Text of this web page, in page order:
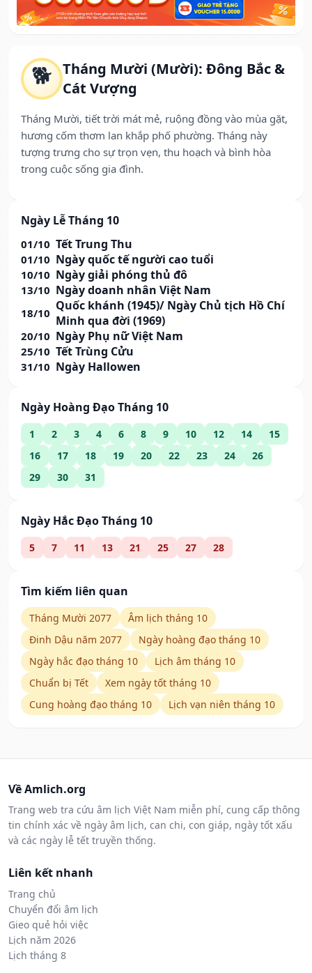
🐕 Tháng Mười (Mười): Đông Bắc &
Cát Vượng
Tháng Mười, tiết trời mát mẻ, ruộng đồng vào mùa gặt,
hương cốm thơm lan khắp phố phường. Tháng này
tượng trưng cho sự trọn vẹn, thu hoạch và bình hòa
trong cuộc sống gia đình.
Ngày Lễ Tháng 10
01/10 Tết Trung Thu
01/10 Ngày quốc tế người cao tuổi
10/10 Ngày giải phóng thủ đô
13/10 Ngày doanh nhân Việt Nam
18/10 Quốc khánh (1945)/ Ngày Chủ tịch Hồ Chí
Minh qua đời (1969)
20/10 Ngày Phụ nữ Việt Nam
25/10 Tết Trùng Cửu
31/10 Ngày Hallowen
Ngày Hoàng Đạo Tháng 10
1 2 3 4 6 8 9 10 12 14
15
16
17 18 19 20 22 23 24
26
29
30 31
Ngày Hắc Đạo Tháng 10
5 7 11 13 21 25 27 28
Tìm kiếm liên quan
Tháng Mười 2077
Âm lịch tháng 10
Đinh Dậu năm 2077
Ngày hoàng đạo tháng 10
Ngày hắc đạo tháng 10
Lịch âm tháng 10
Chuẩn bị Tết
Xem ngày tốt tháng 10
Cung hoàng đạo tháng 10
Lịch vạn niên tháng 10
Về Amlich.org
Trang web tra cứu âm lịch Việt Nam miễn phí, cung cấp thông
tin chính xác về ngày âm lịch, can chi, con giáp, ngày tốt xấu
và các ngày lễ tết truyền thống.
Liên kết nhanh
Trang chủ
Chuyển đổi âm lịch
Gieo quẻ hỏi việc
Lịch năm 2026
Lịch tháng 8